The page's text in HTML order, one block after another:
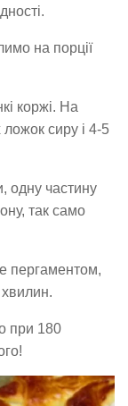
на порції
коржі. На
сиру і 4-5
одну частину
так само
пергаментом,
хвилин.
при 180